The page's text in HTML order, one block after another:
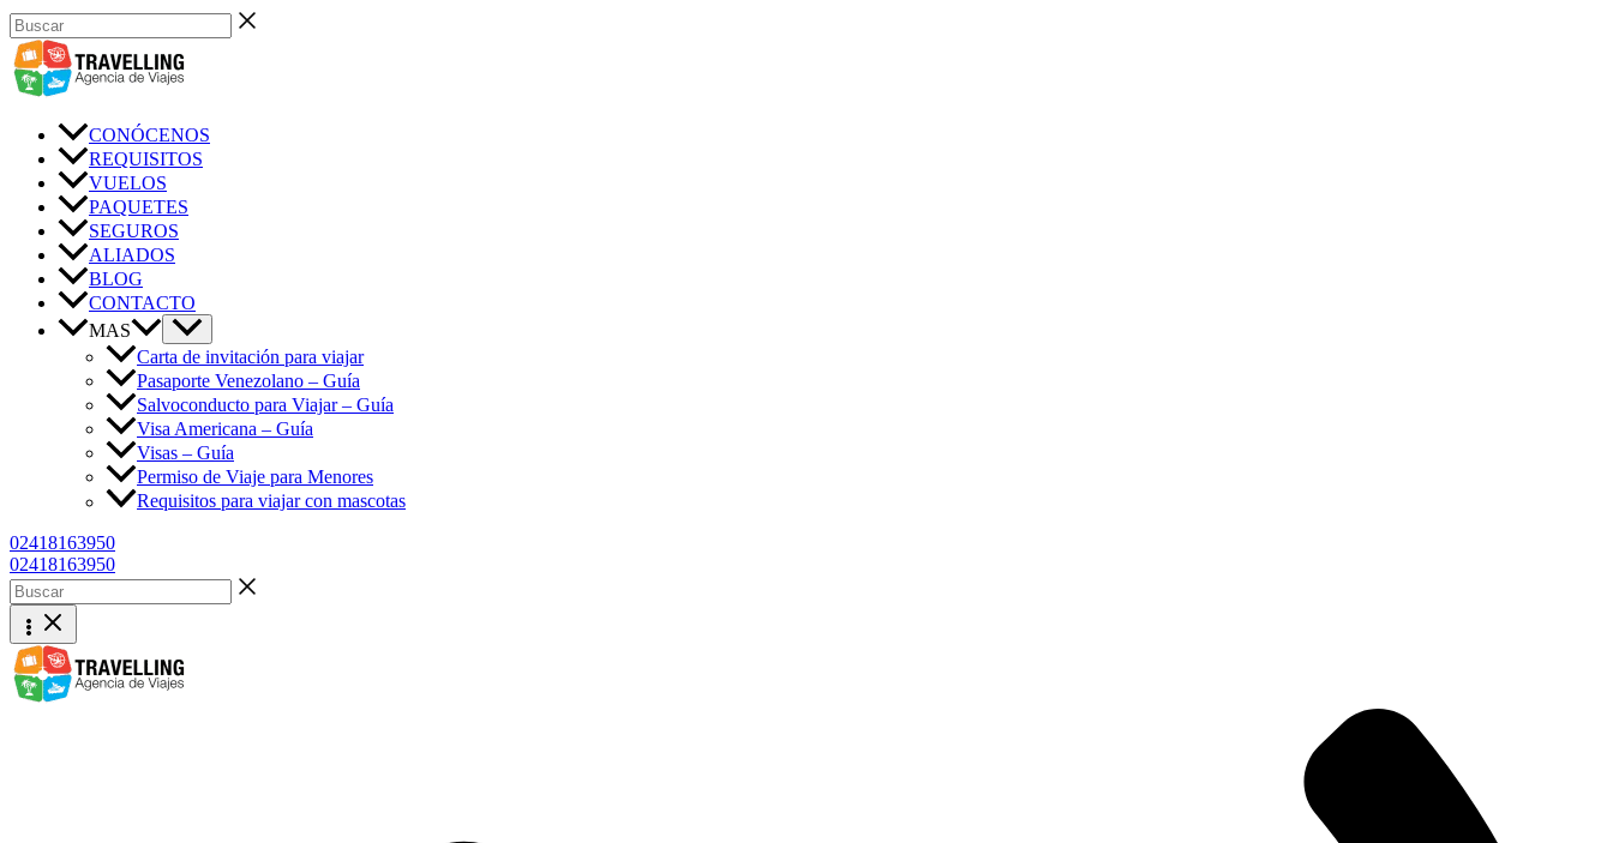
Ir
al
contenido
Buscar
CONÓCENOS
REQUISITOS
VUELOS
PAQUETES
SEGUROS
ALIADOS
BLOG
CONTACTO
MAS
Carta de invitación para viajar
Pasaporte Venezolano – Guía
Salvoconducto para Viajar – Guía
Visa Americana – Guía
Visas – Guía
Permiso de Viaje para Menores
Requisitos para viajar con mascotas
02418163950
02418163950
Buscar